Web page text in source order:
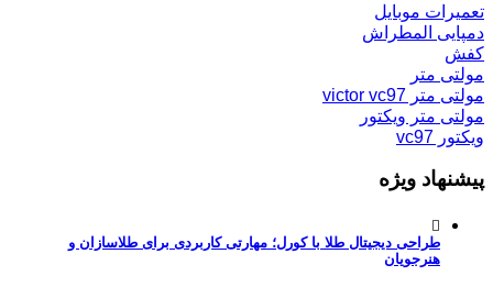
تعمیرات موبایل
دمپایی المطراش
کفش
مولتی متر
مولتی متر victor vc97
مولتی متر ویکتور
ویکتور vc97
پیشنهاد ویژه
طراحی دیجیتال طلا با کورل؛ مهارتی کاربردی برای طلاسازان و
هنرجویان